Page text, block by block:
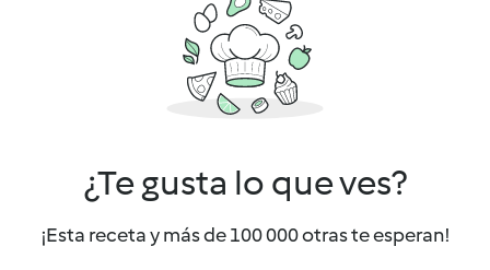
¿Te gusta lo que ves?
¡Esta receta y más de 100 000 otras te esperan!